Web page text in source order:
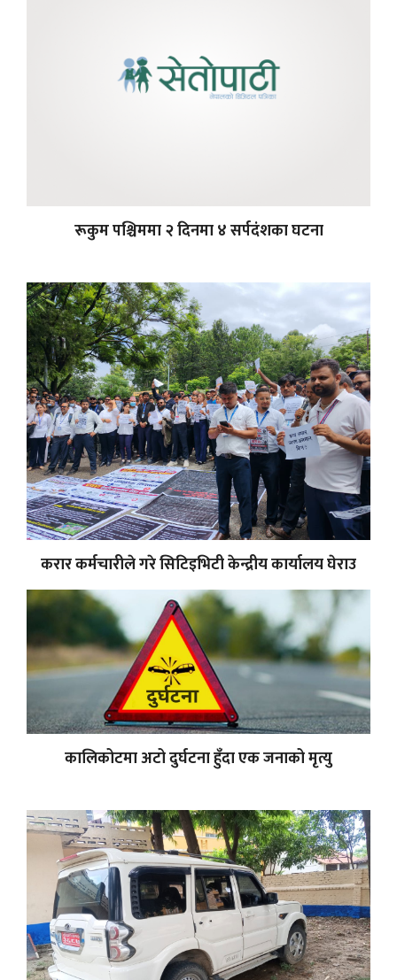
रूकुम पश्चिममा २ दिनमा ४ सर्पदंशका घटना
करार कर्मचारीले गरे सिटिइभिटी केन्द्रीय कार्यालय घेराउ
कालिकोटमा अटो दुर्घटना हुँदा एक जनाको मृत्यु